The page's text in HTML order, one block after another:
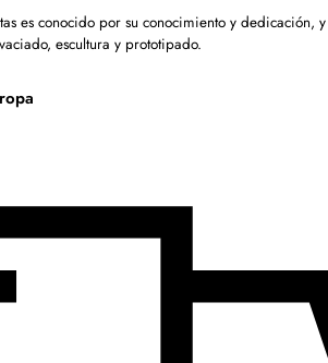
es conocido por su conocimiento y dedicación,
escultura y prototipado.